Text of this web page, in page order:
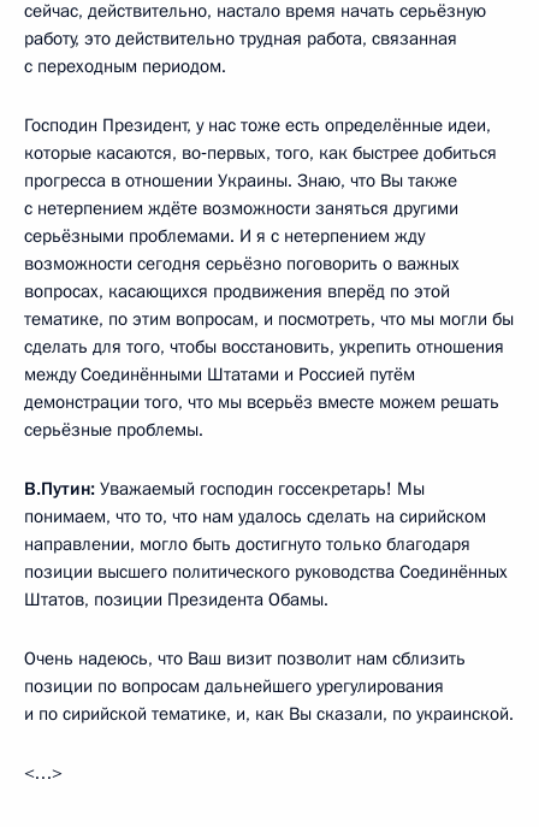
сейчас, действительно, настало время начать серьёзную
работу, это действительно трудная работа, связанная
с переходным периодом.
Господин Президент, у нас тоже есть определённые идеи,
которые касаются, во‑первых, того, как быстрее добиться
прогресса в отношении Украины. Знаю, что Вы также
с нетерпением ждёте возможности заняться другими
серьёзными проблемами. И я с нетерпением жду
возможности сегодня серьёзно поговорить о важных
вопросах, касающихся продвижения вперёд по этой
тематике, по этим вопросам, и посмотреть, что мы могли бы
сделать для того, чтобы восстановить, укрепить отношения
между Соединёнными Штатами и Россией путём
демонстрации того, что мы всерьёз вместе можем решать
серьёзные проблемы.
В.Путин: Уважаемый господин госсекретарь! Мы
понимаем, что то, что нам удалось сделать на сирийском
направлении, могло быть достигнуто только благодаря
позиции высшего политического руководства Соединённых
Штатов, позиции Президента Обамы.
Очень надеюсь, что Ваш визит позволит нам сблизить
позиции по вопросам дальнейшего урегулирования
и по сирийской тематике, и, как Вы сказали, по украинской.
<…>